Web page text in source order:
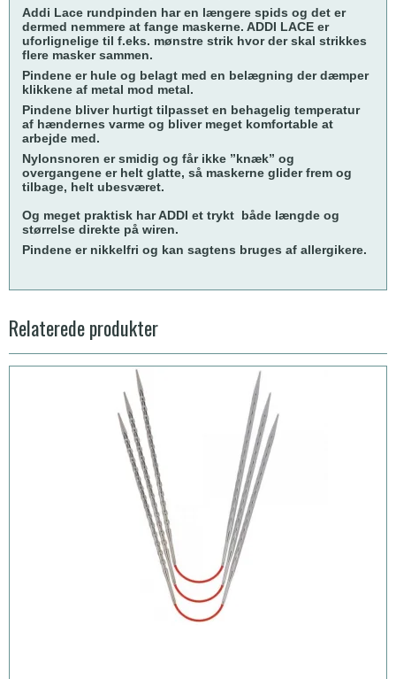
Addi Lace rundpinden har en længere spids og det er
dermed nemmere at fange maskerne. ADDI LACE er
uforlignelige til f.eks. mønstre strik hvor der skal strikkes
flere masker sammen.
Pindene er hule og belagt med en belægning der dæmper
klikkene af metal mod metal.
Pindene bliver hurtigt tilpasset en behagelig temperatur
af hændernes varme og bliver meget komfortable at
arbejde med.
Nylonsnoren er smidig og får ikke ”knæk” og
overgangene er helt glatte, så maskerne glider frem og
tilbage, helt ubesværet.
Og meget praktisk har ADDI et trykt både længde og
størrelse direkte på wiren.
Pindene er nikkelfri og kan sagtens bruges af allergikere.
Relaterede produkter